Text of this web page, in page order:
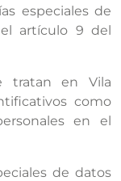
especiales de
artículo 9 del
tratan en Vila
como
en el
de datos